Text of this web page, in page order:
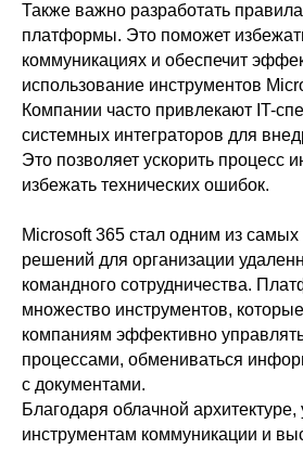
Также важно разработать
платформы. Это поможет
коммуникациях и обеспечит
использование инструментов
Компании часто привлекают IT-
системных интеграторов для
Это позволяет ускорить процесс
избежать технических ошибок.
Microsoft 365 стал одним из
решений для организации
командного сотрудничества.
множество инструментов,
компаниям эффективно
процессами, обмениваться
с документами.
Благодаря облачной
инструментам коммуникации и
© 2026 ТОО «Зеробит»
Политика обработки
данных
Реквизиты компании